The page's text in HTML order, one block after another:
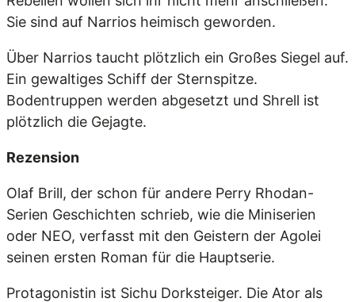
Sie sind auf Narrios heimisch geworden.
Über Narrios taucht plötzlich ein Großes Siegel auf.
Ein gewaltiges Schiff der Sternspitze.
Bodentruppen werden abgesetzt und Shrell ist
plötzlich die Gejagte.
Rezension
Olaf Brill, der schon für andere Perry Rhodan-
Serien Geschichten schrieb, wie die Miniserien
oder NEO, verfasst mit den Geistern der Agolei
seinen ersten Roman für die Hauptserie.
Protagonistin ist Sichu Dorksteiger. Die Ator als